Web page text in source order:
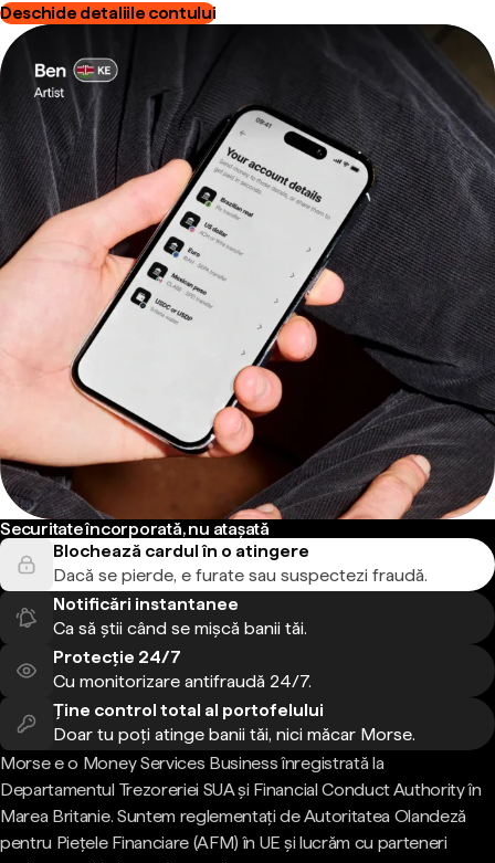
Deschide detaliile contului
Securitate încorporată, nu atașată
Blochează cardul în o atingere
Dacă se pierde, e furate sau suspectezi fraudă.
Notificări instantanee
Ca să știi când se mișcă banii tăi.
Protecție 24/7
Cu monitorizare antifraudă 24/7.
Ține control total al portofelului
Doar tu poți atinge banii tăi, nici măcar Morse.
Morse e o Money Services Business înregistrată la
Departamentul Trezoreriei SUA și Financial Conduct Authority în
Marea Britanie. Suntem reglementați de Autoritatea Olandeză
pentru Piețele Financiare (AFM) în UE și lucrăm cu parteneri